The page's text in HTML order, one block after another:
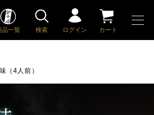
品一覧 検索 ログイン カート
（4人前）